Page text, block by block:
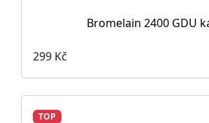
Bromelain 2400 GDU
299 Kč
TOP